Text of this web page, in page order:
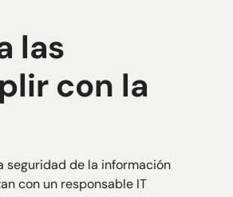
las
con la
seguridad de la información
con un responsable IT